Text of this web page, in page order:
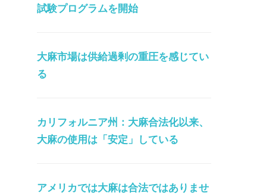
試験プログラムを開始
大麻市場は供給過剰の重圧を感じてい
る
カリフォルニア州：大麻合法化以来、
大麻の使用は「安定」している
アメリカでは大麻は合法ではありませ